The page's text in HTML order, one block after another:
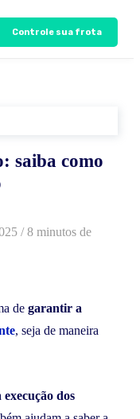
Controle sua frota
saiba como
/ 8 minutos de
de garantir a
, seja de maneira
execução dos